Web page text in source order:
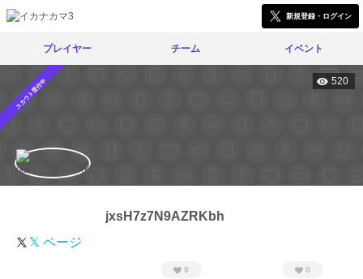
新規登録・ログイン
プレイヤー チーム イベント
スカウト受付中 520
jxsH7z7N9AZRKbh
𝕏 ページ
0 0